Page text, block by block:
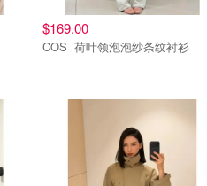
$169.00
COS 荷叶领泡泡纱条纹衬衫